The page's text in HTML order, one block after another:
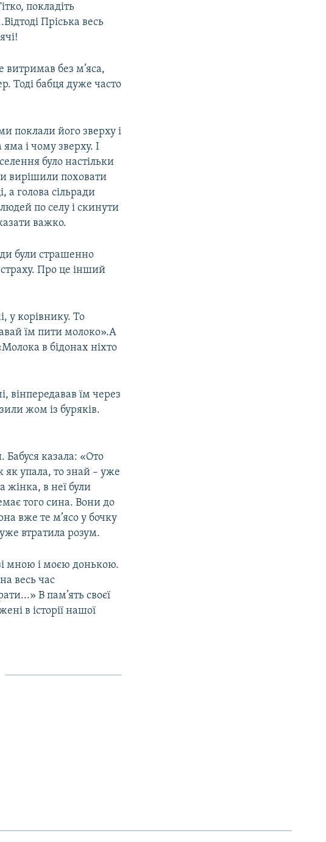
покладіть
Пріська весь
витримав без м’яса,
Тоді бабця дуже часто
поклали його зверху і
і чому зверху. І
було настільки
вирішили поховати
голова сільради
по селу і скинути
важко.
були страшенно
страху. Про це інший
у корівнику. То
їм пити молоко».А
в бідонах ніхто
вінпередавав їм через
жом із буряків.
казала: «Ото
як упала, то знай – уже
жінка, в неї були
того сина. Вони до
вже те м’ясо у бочку
втратила розум.
мною і моєю донькою.
весь час
В пам’ять своєї
в історії нашої